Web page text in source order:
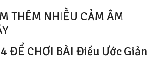
THÊM NHIỀU CẢM ÂM
ĐỂ CHƠI BÀI Điều Ước Giản